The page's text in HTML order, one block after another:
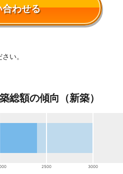
わせる
い。
総額の傾向（新築）
2500 3000